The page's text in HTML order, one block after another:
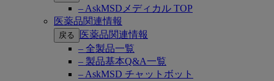
– AskMSDメディカル TOP
医薬品関連情報
戻る
医薬品関連情報
– 全製品一覧
– 製品基本Q&A一覧
– AskMSD チャットボット